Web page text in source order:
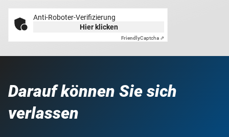
Anti-Roboter-Verifizierung
Hier klicken
FriendlyCaptcha ⇗
Darauf können Sie sich
verlassen